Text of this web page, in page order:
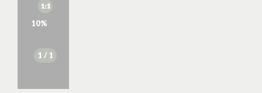
10%
1 / 1